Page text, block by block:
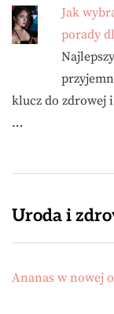
Jak
porady
klucz do zdrowej
…
Uroda i
Ananas w nowej